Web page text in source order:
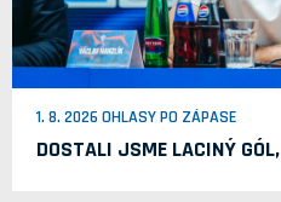
1. 8. 2026 OHLASY PO ZÁPASE
DOSTALI JSME LACINÝ